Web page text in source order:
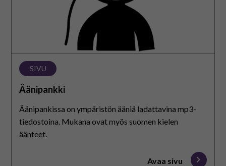
SIVU
Äänipankki
Äänipankissa on ympäristön ääniä ladattavina mp3-
tiedostoina. Mukana ovat myös suomen kielen
äänteet.
Avaa sivu